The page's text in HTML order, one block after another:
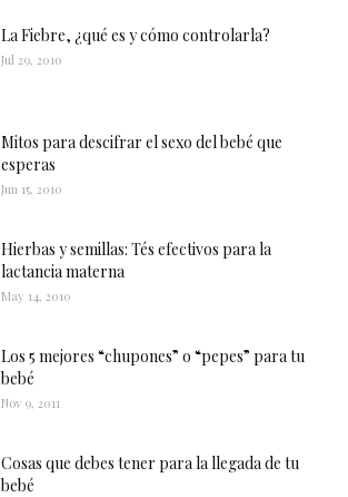
La Fiebre, ¿qué es y cómo controlarla?
Jul 29, 2010
Mitos para descifrar el sexo del bebé que
esperas
Jun 15, 2010
Hierbas y semillas: Tés efectivos para la
lactancia materna
May 14, 2010
Los 5 mejores “chupones” o “pepes” para tu
bebé
Nov 9, 2011
Cosas que debes tener para la llegada de tu
bebé